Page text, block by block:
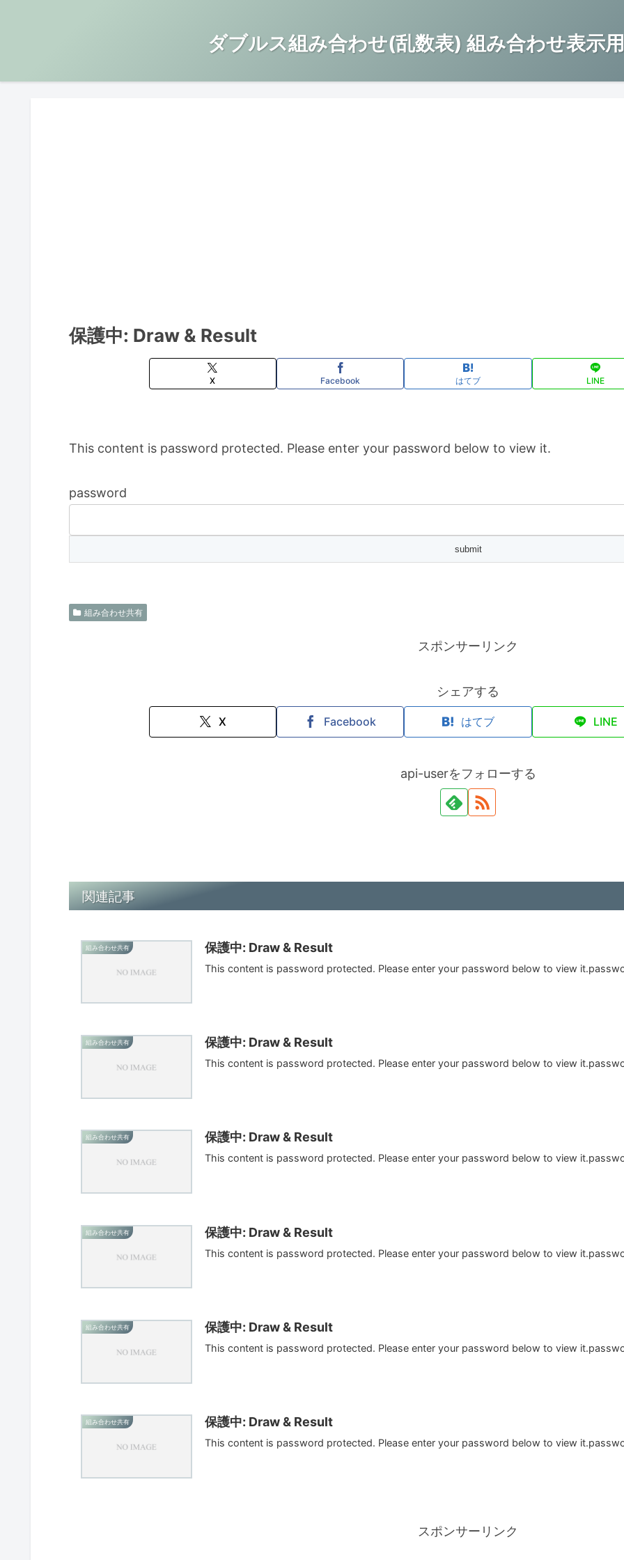
ダブルス組み合わせ(乱数表) 組み合わせ表示
保護中: Draw & Result
X Facebook はてブ LINE
This content is password protected. Please enter your password below to view it.
password
組み合わせ共有
スポンサーリンク
シェアする
X Facebook はてブ LINE
api-userをフォローする
関連記事
組み合わせ共有 保護中: Draw & Result
This content is password protected. Please enter your password below to view
組み合わせ共有 保護中: Draw & Result
This content is password protected. Please enter your password below to view
組み合わせ共有 保護中: Draw & Result
This content is password protected. Please enter your password below to view
組み合わせ共有 保護中: Draw & Result
This content is password protected. Please enter your password below to view
組み合わせ共有 保護中: Draw & Result
This content is password protected. Please enter your password below to view
組み合わせ共有 保護中: Draw & Result
This content is password protected. Please enter your password below to view
スポンサーリンク